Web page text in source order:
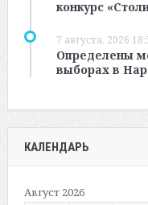
конкурс
7 августа, 2026
Определены
выборах в
КАЛЕНДАРЬ
Август 2026